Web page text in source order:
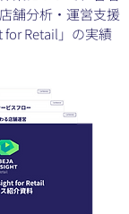
舗分析・運営支援
for Retail」の実績